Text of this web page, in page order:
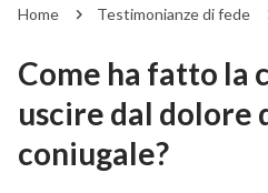
Home Testimonianze di fede
Come ha fatto la
uscire dal dolore
coniugale?